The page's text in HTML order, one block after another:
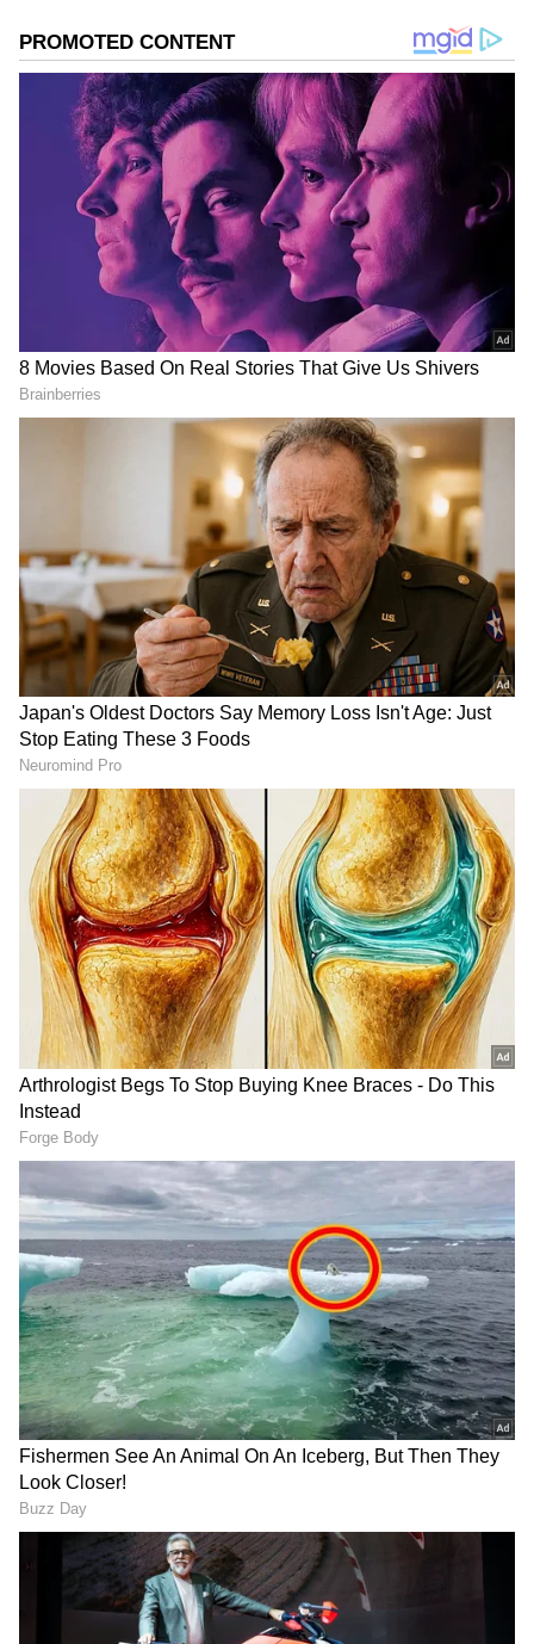
Image Credit :Getty
ಮದುವೆ ದಿಬ್ಬಣ, ಚಿಕನ್ ಸಾರು
ಮದುವೆ ಮಂಟಪಕ್ಕೆ ವರ ದಿಬ್ಬಣದ ಮೂಲಕ ಸಾಗಿದ್ದ. ವರನ
ಗೆಳೆಯರು ಹಾಗೂ ಪಟಾಲಂ ಬ್ಯಾಂಡ್ ವಾದ್ಯಗಳ ಮೂಲಕ
ಮದುವೆ ಮಂಟಪಕ್ಕೆ ಆಗಮಿಸಿದ್ದರು. ಇತ್ತ ಮಂಟಪದ ಬಳಿ
ಅದ್ಧೂರಿ ಭೋಜನ ಆಯೋಜನೆ ಮಾಡಲಾಗಿತ್ತು. ಮಂಟಪದ
ಬಳಿಕ ಚಿಕನ್ ಸಾರು, ಕಬಾಬ್ ಸೇರಿದಂತೆ ಆಹಾರಕ್ಕಾಗಿ ಜನ
ಮುಗಿಬಿದ್ದಿದ್ದಾರೆ.
Related Articles